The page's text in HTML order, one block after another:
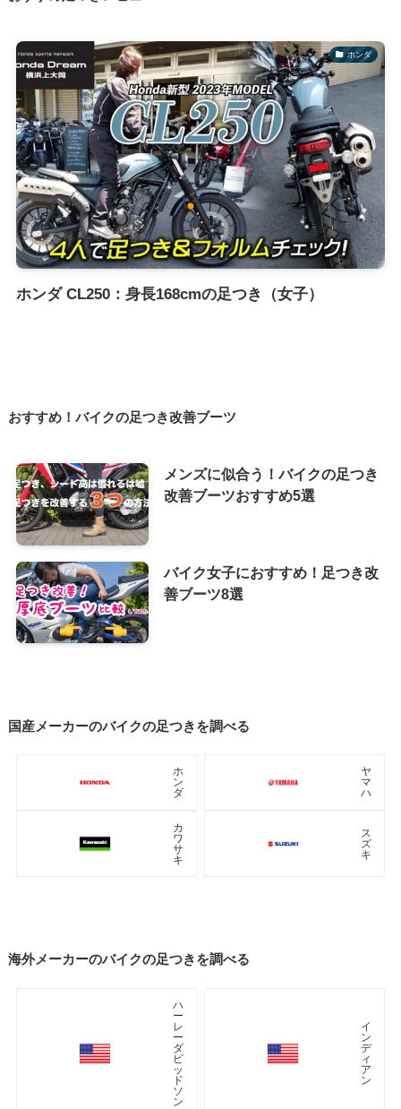
ホンダ
ホンダ CL250：身長168cmの足つき（女子）
おすすめ！バイクの足つき改善ブーツ
メンズに似合う！バイクの足つき
改善ブーツおすすめ5選
バイク女子におすすめ！足つき改
善ブーツ8選
国産メーカーのバイクの足つきを調べる
ホ
ン
ダ
ヤ
マ
ハ
カ
ワ
サ
キ
ス
ズ
キ
海外メーカーのバイクの足つきを調べる
ハ
ー
レ
ー
ダ
ビ
ッ
ド
ソ
ン
イ
ン
デ
ィ
ア
ン